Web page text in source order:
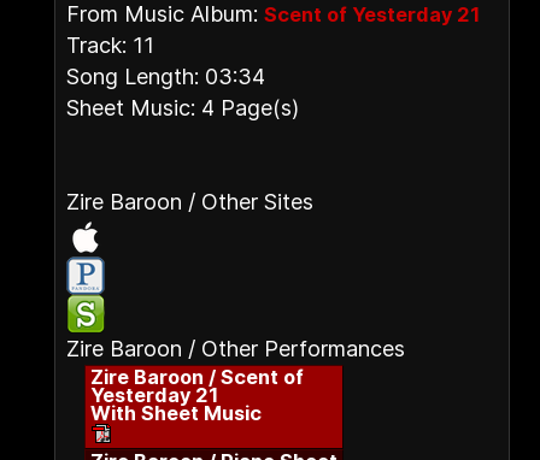
From Music Album: Scent of Yesterday 21
Track: 11
Song Length: 03:34
Sheet Music: 4 Page(s)
Zire Baroon / Other Sites
Zire Baroon / Other Performances
Zire Baroon / Scent of
Yesterday 21
With Sheet Music